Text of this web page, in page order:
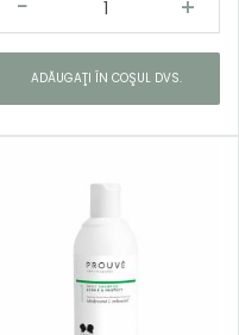
ADĂUGAŢI ÎN COŞUL DVS.